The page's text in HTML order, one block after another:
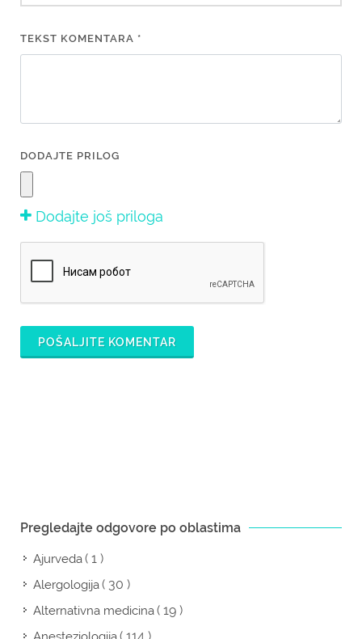
TEKST KOMENTARA *
DODAJTE PRILOG
Dodajte još priloga
POŠALJITE KOMENTAR
Pregledajte odgovore po oblastima
Ajurveda( 1 )
Alergologija( 30 )
Alternativna medicina( 19 )